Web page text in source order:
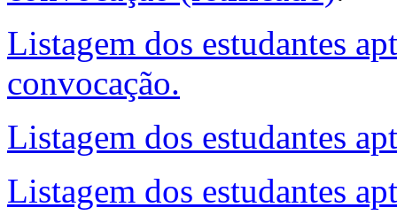
Listagem dos estudantes
convocação.
Listagem dos estudantes
Listagem dos estudantes